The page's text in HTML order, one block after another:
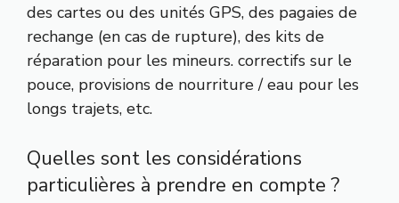
des cartes ou des unités GPS, des pagaies de
rechange (en cas de rupture), des kits de
réparation pour les mineurs. correctifs sur le
pouce, provisions de nourriture / eau pour les
longs trajets, etc.
Quelles sont les considérations
particulières à prendre en compte ?